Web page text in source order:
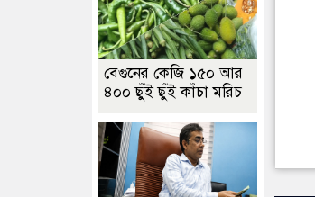
বেগুনের কেজি ১৫০ আর
৪০০ ছুঁই ছুঁই কাঁচা মরিচ